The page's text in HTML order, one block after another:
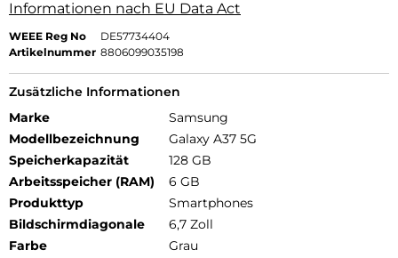
Informationen nach EU Data Act
WEEE Reg No
DE57734404
Artikelnummer 8806099035198
Zusätzliche Informationen
Marke
Samsung
Modellbezeichnung
Galaxy A37 5G
Speicherkapazität
128 GB
Arbeitsspeicher (RAM)
6 GB
Produkttyp
Smartphones
Bildschirmdiagonale
6,7 Zoll
Farbe
Grau